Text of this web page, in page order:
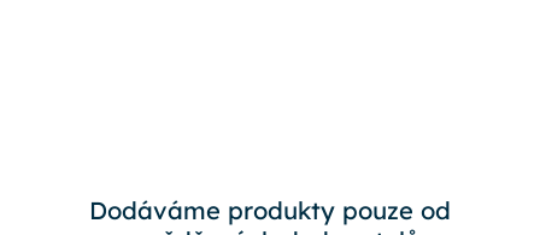
Dodáváme produkty pouze od